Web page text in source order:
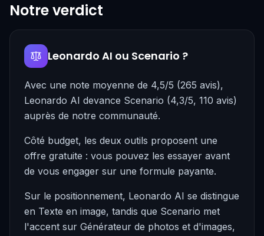
Notre verdict
Leonardo AI ou Scenario ?
Avec une note moyenne de 4,5/5 (265 avis),
Leonardo AI devance Scenario (4,3/5, 110 avis)
auprès de notre communauté.
Côté budget, les deux outils proposent une
offre gratuite : vous pouvez les essayer avant
de vous engager sur une formule payante.
Sur le positionnement, Leonardo AI se distingue
en Texte en image, tandis que Scenario met
l'accent sur Générateur de photos et d'images,